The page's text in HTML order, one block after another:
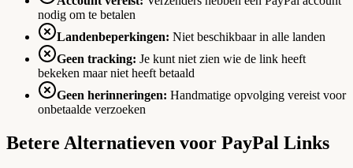
nodig om te betalen
Landenbeperkingen: Niet beschikbaar in alle landen
Geen tracking: Je kunt niet zien wie de link heeft
bekeken maar niet heeft betaald
Geen herinneringen: Handmatige opvolging vereist voor
onbetaalde verzoeken
Betere Alternatieven voor PayPal Links